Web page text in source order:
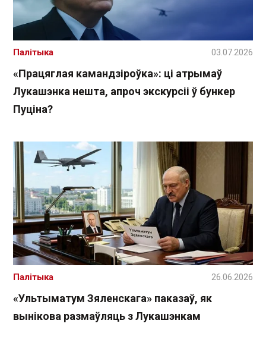
«Працяглая камандзіроўка»: ці атрымаў
Лукашэнка нешта, апроч экскурсіі ў бункер
Пуціна?
Палітыка 03.07.2026
«Ультыматум Зяленскага» паказаў, як
вынікова размаўляць з Лукашэнкам
Палітыка 26.06.2026